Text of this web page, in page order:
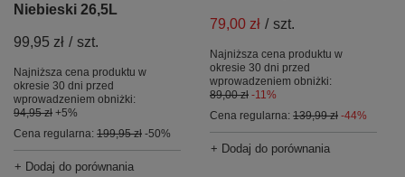
Niebieski 26,5L
99,95 zł / szt.
Najniższa cena produktu w
okresie 30 dni przed
wprowadzeniem obniżki:
94,95 zł +5%
Cena regularna: 199,95 zł -50%
+ Dodaj do porównania
79,00 zł / szt.
Najniższa cena produktu w
okresie 30 dni przed
wprowadzeniem obniżki:
89,00 zł -11%
Cena regularna: 139,99 zł -44%
+ Dodaj do porównania